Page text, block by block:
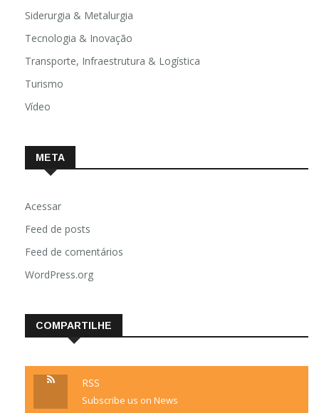
Siderurgia & Metalurgia
Tecnologia & Inovação
Transporte, Infraestrutura & Logística
Turismo
Vídeo
META
Acessar
Feed de posts
Feed de comentários
WordPress.org
COMPARTILHE
RSS
Subscribe us on News